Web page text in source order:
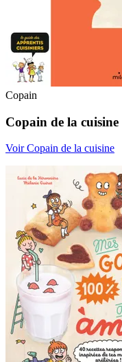
Copain
Copain de la cuisine
Voir Copain de la cuisine